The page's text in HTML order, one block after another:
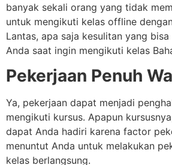
banyak sekali orang yang tidak
untuk mengikuti kelas offline
Lantas, apa saja kesulitan yang
Anda saat ingin mengikuti kelas
Pekerjaan Penuh
Ya, pekerjaan dapat menjadi
mengikuti kursus. Apapun
dapat Anda hadiri karena factor
menuntut Anda untuk melakukan
kelas berlangsung.